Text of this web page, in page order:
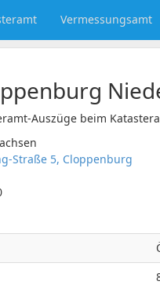
Vermessungsamt
Auszüge beim
Straße 5, Cloppenburg